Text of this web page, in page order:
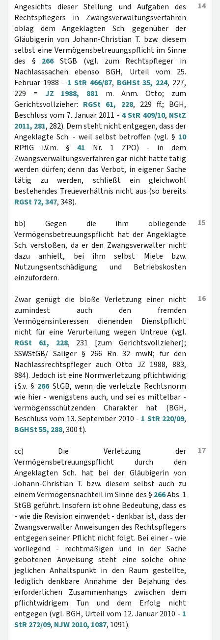
14
Angesichts dieser Stellung und Aufgaben des
Rechtspflegers in Zwangsverwaltungsverfahren
oblag dem Angeklagten Sch. gegenüber der
Gläubigerin von Johann-Christian T. bzw. diesem
selbst eine Vermögensbetreuungspflicht im Sinne
des § 266StGB (vgl. zum Rechtspfleger in
Nachlasssachen ebenso BGH, Urteil vom 25.
Februar 1988 - 1 StR 466/87, BGHSt 35, 224, 227,
229 = JZ 1988, 881 m. Anm. Otto; zum
Gerichtsvollzieher: RGSt 61, 228, 229 ff.; BGH,
Beschluss vom 7. Januar 2011 - 4 StR 409/10, NStZ
2011, 281, 282). Dem steht nicht entgegen, dass der
Angeklagte Sch. - weil selbst betroffen (vgl. § 10
RPflG i.V.m. §41 Nr. 1 ZPO) - in dem
Zwangsverwaltungsverfahren gar nicht hätte tätig
werden dürfen; denn das Verbot, in eigener Sache
tätig zu werden, schließt ein gleichwohl
bestehendes Treueverhältnis nicht aus (so bereits
RGSt 72, 347, 348).
15
bb) Gegen die ihm obliegende
Vermögensbetreuungspflicht hat der Angeklagte
Sch. verstoßen, da er den Zwangsverwalter nicht
dazu anhielt, bei ihm selbst Miete bzw.
Nutzungsentschädigung und Betriebskosten
einzufordern.
16
Zwar genügt die bloße Verletzung einer nicht
zumindest auch den fremden
Vermögensinteressen dienenden Dienstpflicht
nicht für eine Verurteilung wegen Untreue (vgl.
RGSt 61, 228, 231 [zum Gerichtsvollzieher];
SSWStGB/ Saliger § 266 Rn. 32 mwN; für den
Nachlassrechtspfleger auch Otto JZ 1988, 883,
884). Jedoch ist eine Normverletzung pflichtwidrig
i.S.v. § 266StGB, wenn die verletzte Rechtsnorm
wie hier - wenigstens auch, und sei es mittelbar -
vermögensschützenden Charakter hat (BGH,
Beschluss vom 13. September 2010 - 1 StR 220/09,
BGHSt 55, 288, 300 f.).
17
cc) Die Verletzung der
Vermögensbetreuungspflicht durch den
Angeklagten Sch. hat bei der Gläubigerin von
Johann-Christian T. bzw. diesem selbst auch zu
einem Vermögensnachteil im Sinne des § 266Abs. 1
StGB geführt. Insofern ist ohne Bedeutung, dass es
- wie die Revision einwendet - denkbar ist, dass der
Zwangsverwalter Anweisungen des Rechtspflegers
entgegen seiner Pflicht nicht folgt. Bei einer - wie
vorliegend - rechtmäßigen und in der Sache
gebotenen Anweisung steht eine solche ohne
jeglichen Anhaltspunkt in den Raum gestellte,
lediglich denkbare Annahme der Bejahung des
erforderlichen Zusammenhangs zwischen dem
pflichtwidrigem Tun und dem Erfolg nicht
entgegen (vgl. BGH, Urteil vom 12. Januar 2010 - 1
StR 272/09, NJW 2010, 1087, 1091).